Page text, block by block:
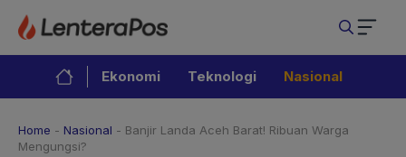
Langsung
isi
Ekonomi Teknologi Nasional
Home - Nasional - Banjir Landa Aceh Barat! Ribuan Warga
Mengungsi?